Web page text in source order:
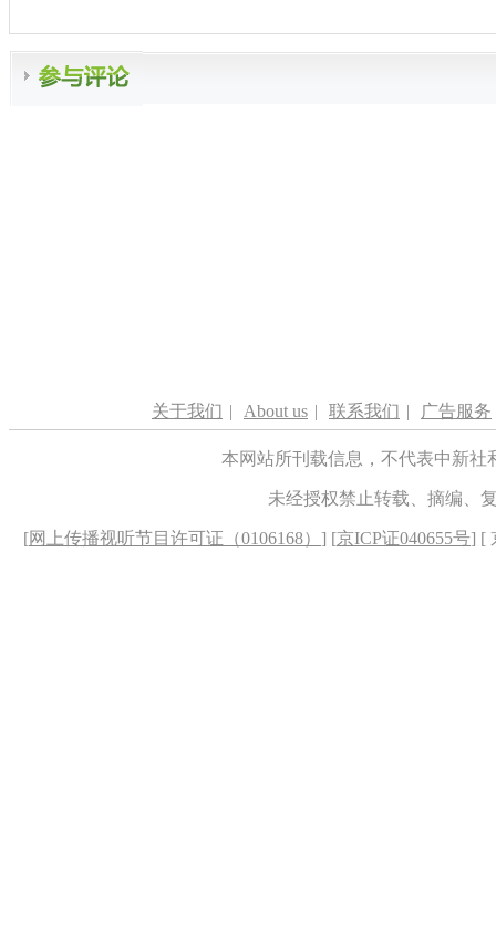
关于我们 | About us | 联系我们 | 广告服务
本网站所刊载信息，不代表中新
未经授权禁止转载、摘编、
[网上传播视听节目许可证（0106168） ] [京ICP证040655号] [